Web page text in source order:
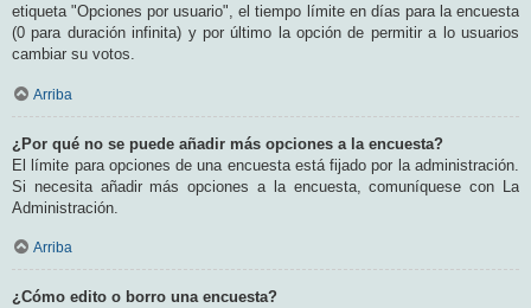
etiqueta "Opciones por usuario", el tiempo límite en días para la encuesta
(0 para duración infinita) y por último la opción de permitir a lo usuarios
cambiar su votos.
Arriba
¿Por qué no se puede añadir más opciones a la encuesta?
El límite para opciones de una encuesta está fijado por la administración.
Si necesita añadir más opciones a la encuesta, comuníquese con La
Administración.
Arriba
¿Cómo edito o borro una encuesta?